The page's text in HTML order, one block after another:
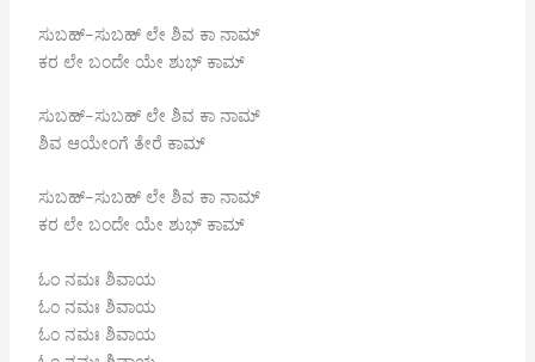
ಸುಬಹ್-ಸುಬಹ್ ಲೇ ಶಿವ ಕಾ ನಾಮ್
ಕರ ಲೇ ಬಂದೇ ಯೇ ಶುಭ್ ಕಾಮ್
ಸುಬಹ್-ಸುಬಹ್ ಲೇ ಶಿವ ಕಾ ನಾಮ್
ಶಿವ ಆಯೇಂಗೆ ತೇರೆ ಕಾಮ್
ಸುಬಹ್-ಸುಬಹ್ ಲೇ ಶಿವ ಕಾ ನಾಮ್
ಕರ ಲೇ ಬಂದೇ ಯೇ ಶುಭ್ ಕಾಮ್
ಓಂ ನಮಃ ಶಿವಾಯ
ಓಂ ನಮಃ ಶಿವಾಯ
ಓಂ ನಮಃ ಶಿವಾಯ